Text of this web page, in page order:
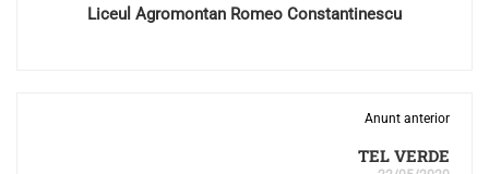
Liceul Agromontan Romeo Constantinescu
Anunt anterior
TEL VERDE